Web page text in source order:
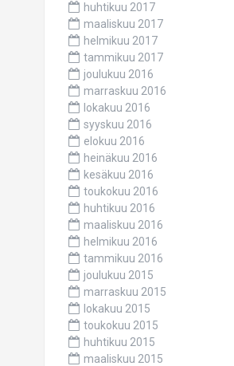
huhtikuu 2017
maaliskuu 2017
helmikuu 2017
tammikuu 2017
joulukuu 2016
marraskuu 2016
lokakuu 2016
syyskuu 2016
elokuu 2016
heinäkuu 2016
kesäkuu 2016
toukokuu 2016
huhtikuu 2016
maaliskuu 2016
helmikuu 2016
tammikuu 2016
joulukuu 2015
marraskuu 2015
lokakuu 2015
toukokuu 2015
huhtikuu 2015
maaliskuu 2015